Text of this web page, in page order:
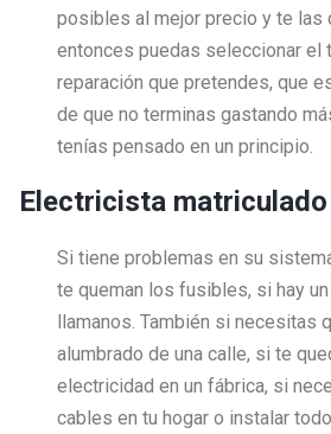
posibles al mejor precio y te las
entonces puedas seleccionar el
reparación que pretendes, que
de que no terminas gastando
tenías pensado en un principio.
Electricista
Si tiene problemas en su
te queman los fusibles, si hay
llamanos. También si necesitas
alumbrado de una calle, si te
electricidad en un fábrica, si
cables en tu hogar o instalar